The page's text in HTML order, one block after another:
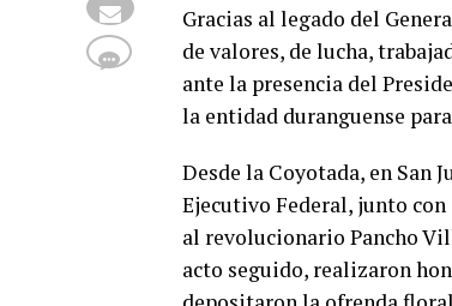
Gracias al legado del
de valores, de lucha,
ante la presencia del
la entidad duranguense
Desde la Coyotada, en San
Ejecutivo Federal, junto
al revolucionario Pancho
acto seguido, realizaron